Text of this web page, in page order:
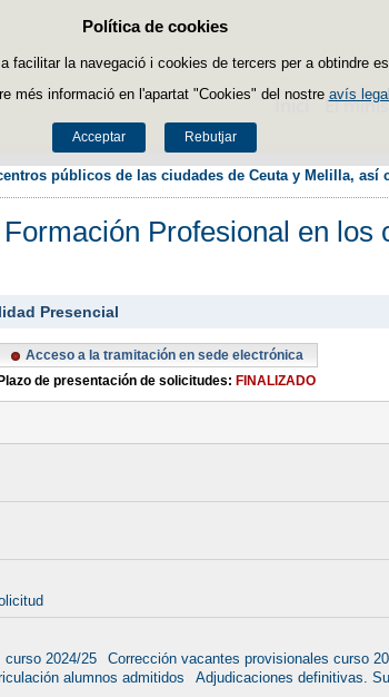
Política de cookies
facilitar la navegació i cookies de tercers per a obtindre
més informació en l'apartat "Cookies" del nostre avís legal
Acceptar Rebutjar
Passar al contingut
Inici El
públicos de las ciudades de Ceuta y Melilla, así
Profesional en los
Presencial
Acceso a la tramitación en sede electrónica
Plazo de presentación de solicitudes: FINALIZADO
curso 2024/25 Corrección vacantes provisionales curso
alumnos admitidos Adjudicaciones definitivas.